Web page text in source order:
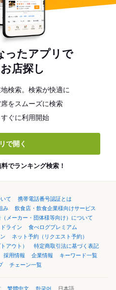
ったアプリで
店探し
検索。検索が快適に
をスムーズに検索
ぐに利用開始
で開く
でランキング検索！
て
携帯電話番号認証とは
み
飲食店・飲食企業様向けサービス
（メーカー・団体様等向け）について
ライン
食べログプレミアム
ネット予約（リクエスト予約）
アウト）
特定商取引法に基づく表記
採用情報 企業情報
キーワード一覧
チェーン一覧
繁體中文 한국어 日本語